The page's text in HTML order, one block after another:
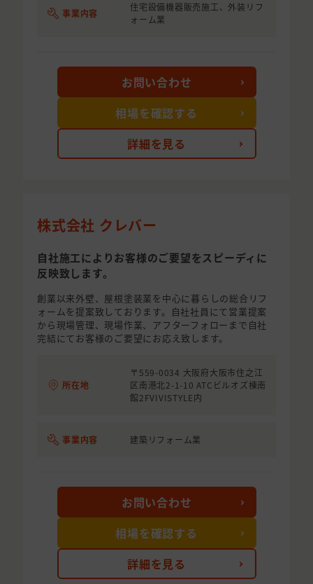
事業内容
住宅設備機器販売施工、外装リフ
ォーム業
詳細を見る
お問い合わせ
相場を確認する
株式会社 クレバー
自社施工によりお客様のご要望をスピーディに
反映致します。
創業以来外壁、屋根塗装業を中心に暮らしの総合リフ
ォームを提案致しております。自社社員にて営業提案
から現場管理、現場作業、アフターフォローまで自社
完結にてお客様のご要望にお応え致します。
所在地
〒559-0034 大阪府大阪市住之江
区南港北2-1-10 ATCビルオズ棟南
館2FVIVISTYLE内
事業内容 建築リフォーム業
詳細を見る
お問い合わせ
相場を確認する